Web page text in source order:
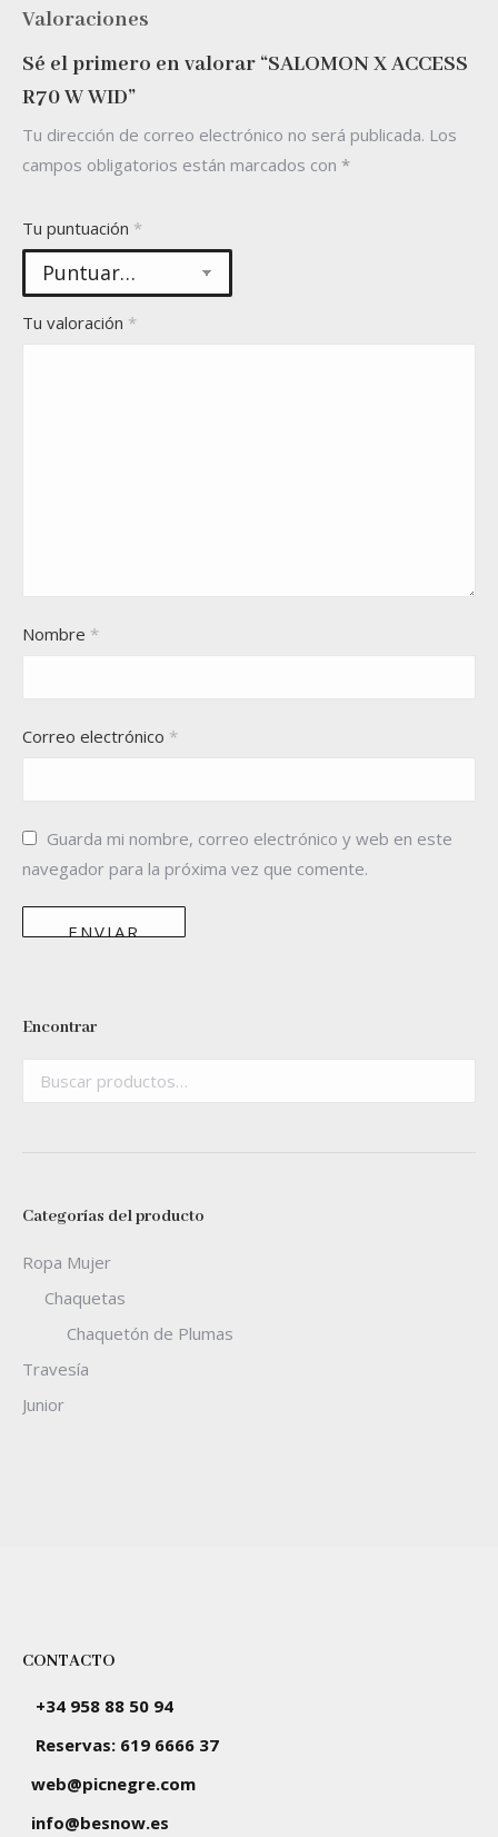
Valoraciones
Sé el primero en valorar “SALOMON X ACCESS
R70 W WID”
Tu dirección de correo electrónico no será publicada. Los
campos obligatorios están marcados con *
Tu puntuación *
Tu valoración *
Nombre *
Correo electrónico *
Guarda mi nombre, correo electrónico y web en este
navegador para la próxima vez que comente.
Encontrar
Categorías del producto
Ropa Mujer
Chaquetas
Chaquetón de Plumas
Travesía
Junior
CONTACTO
+34 958 88 50 94
Reservas: 619 6666 37
web@picnegre.com
info@besnow.es